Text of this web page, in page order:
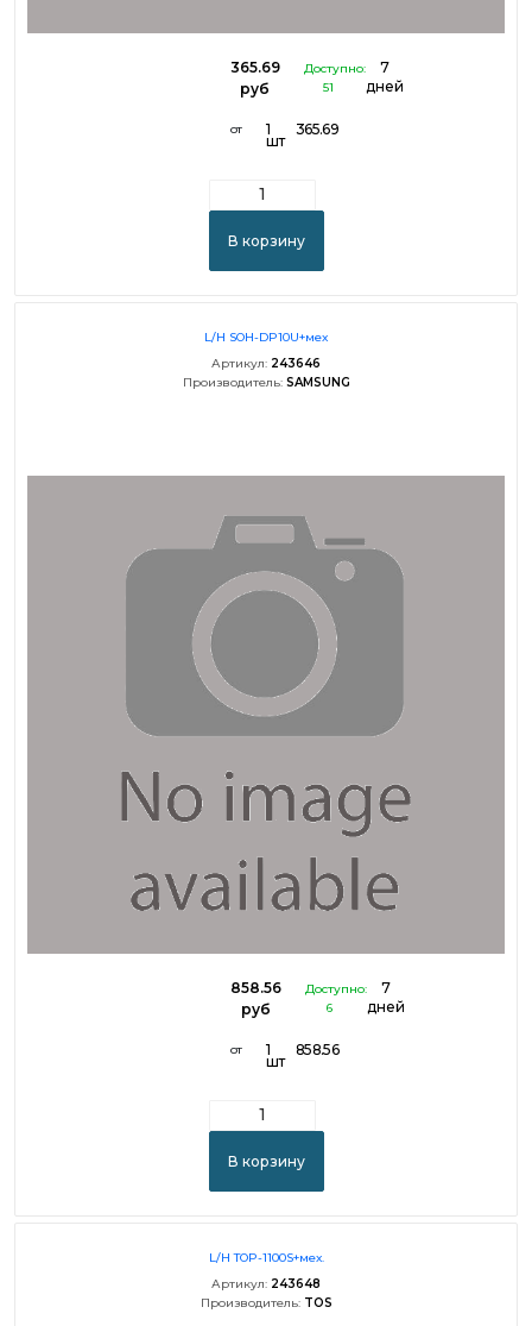
365.69
руб
Доступно:
51
7
дней
от 1
шт
365.69
В корзину
L/H SOH-DP10U+мех
Артикул: 243646
Производитель: SAMSUNG
858.56
руб
Доступно:
6
7
дней
от 1
шт
858.56
В корзину
L/H TOP-1100S+мех.
Артикул: 243648
Производитель: TOS